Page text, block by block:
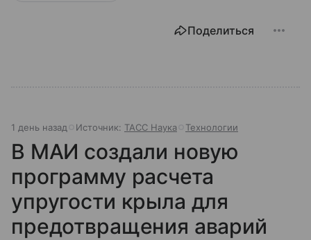
Поделиться
1 день назад Источник: ТАСС Наука Технологии
В МАИ создали новую
программу расчета
упругости крыла для
предотвращения аварий